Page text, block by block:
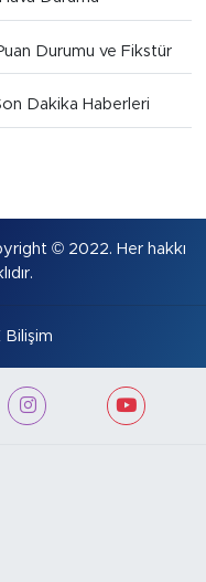
Durumu ve Fikstür
Dakika Haberleri
© 2022. Her hakkı
Bilişim